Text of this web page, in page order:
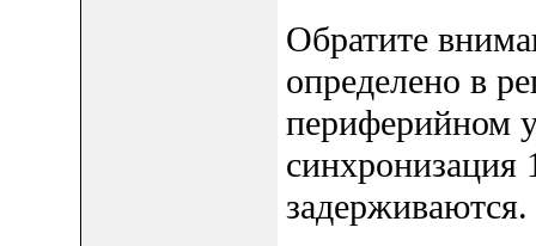
Обратите
определено в
периферийном
задерживаются.